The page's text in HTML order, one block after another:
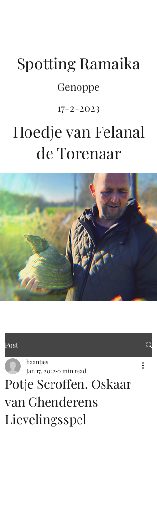
Spotting Ramaika
Genoppe
17-2-2023
Hoedje van Felanal
de Torenaar
Post
Potje Scroffen. Oskaar
van Ghenderens
Lievelingsspel
haantjes
Jan 17, 2022 0 min read